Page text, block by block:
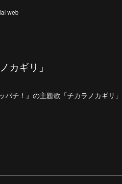
web
カギリ」
チ！』の主題歌「チカラノカギリ